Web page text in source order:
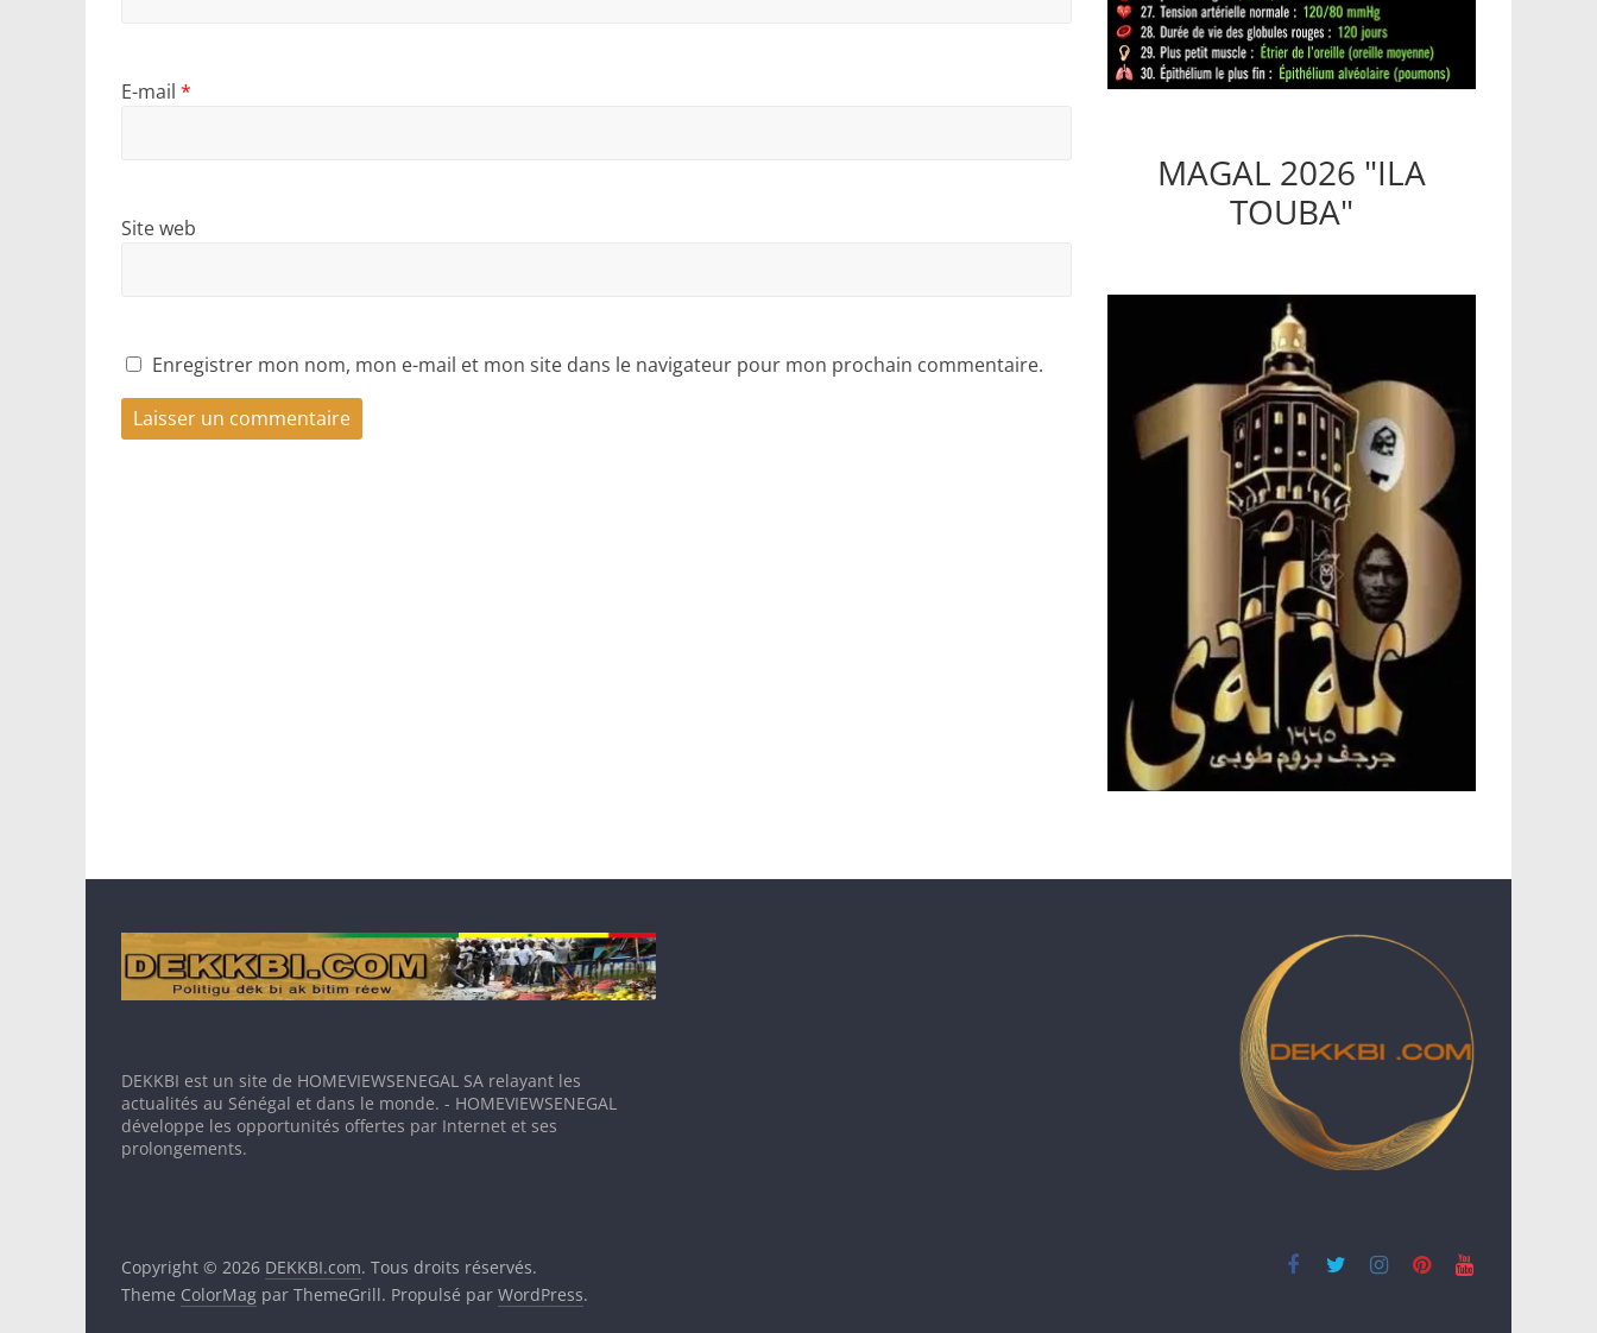
E-mail *
Site web
Enregistrer mon nom, mon e-mail et mon site dans le navigateur pour mon prochain commentaire.
MAGAL 2026 "ILA
TOUBA"
DEKKBI est un site de HOMEVIEWSENEGAL SA relayant les
actualités au Sénégal et dans le monde. - HOMEVIEWSENEGAL
développe les opportunités offertes par Internet et ses
prolongements.
Copyright © 2026 DEKKBI.com. Tous droits réservés.
Theme ColorMag par ThemeGrill. Propulsé par WordPress.